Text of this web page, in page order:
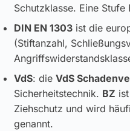
Schutzklasse. Eine
DIN EN 1303ist die
(Stiftanzahl,
VdS: die VdS
Sicherheitstechnik. BZ
Ziehschutz und wird
genannt.